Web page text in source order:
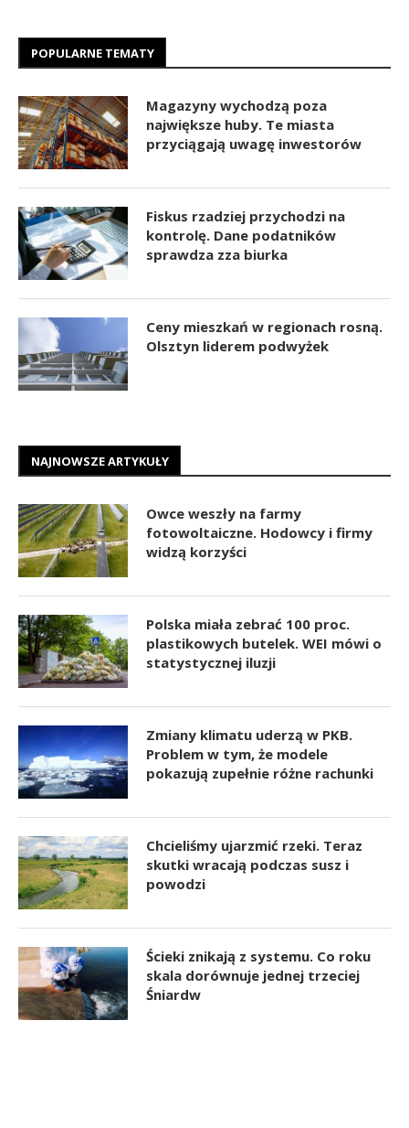
POPULARNE TEMATY
Magazyny wychodzą poza
największe huby. Te miasta
przyciągają uwagę inwestorów
Fiskus rzadziej przychodzi na
kontrolę. Dane podatników
sprawdza zza biurka
Ceny mieszkań w regionach rosną.
Olsztyn liderem podwyżek
NAJNOWSZE ARTYKUŁY
Owce weszły na farmy
fotowoltaiczne. Hodowcy i firmy
widzą korzyści
Polska miała zebrać 100 proc.
plastikowych butelek. WEI mówi o
statystycznej iluzji
Zmiany klimatu uderzą w PKB.
Problem w tym, że modele
pokazują zupełnie różne rachunki
Chcieliśmy ujarzmić rzeki. Teraz
skutki wracają podczas susz i
powodzi
Ścieki znikają z systemu. Co roku
skala dorównuje jednej trzeciej
Śniardw